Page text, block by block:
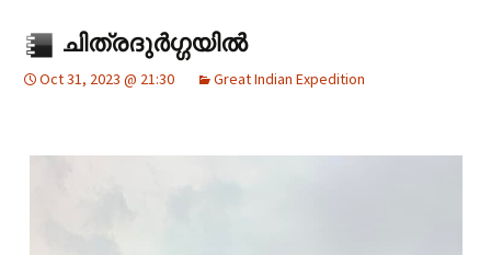
ചിത്രദുർഗ്ഗയിൽ
Oct 31, 2023 @ 21:30 Great Indian Expedition